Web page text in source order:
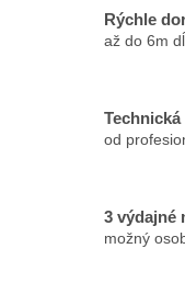
Rýchle
až do 6m
od
3 výdajné
možný